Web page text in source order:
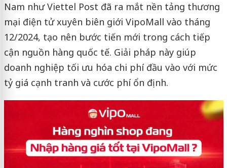
Nam như Viettel Post đã ra mắt nền tảng thương
mại điện tử xuyên biên giới VipoMall vào tháng
12/2024, tạo nên bước tiến mới trong cách tiếp
cận nguồn hàng quốc tế. Giải pháp này giúp
doanh nghiệp tối ưu hóa chi phí đầu vào với mức
tỷ giá cạnh tranh và cước phí ổn định.